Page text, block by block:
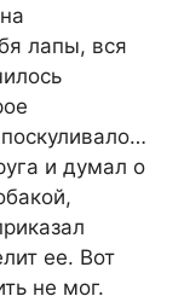
лапы, вся
и думал о
ее. Вот
не мог.